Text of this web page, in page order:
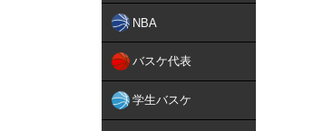
NBA
バスケ代表
学生バスケ